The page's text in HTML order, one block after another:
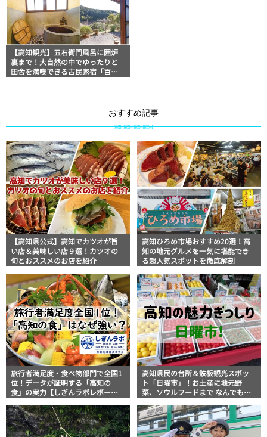
【高知観光】五右衛門風呂に囲炉
裏まで！大自然の中でゆったりと
田舎を満喫できる古民家宿「百々
おすすめ記事
【高知県公式】高知でカツオが旨
い店＆美味しい店９選！カツオの
旬とおススメのお店を紹介
高知ひろめ市場おすすめ20選！高
知の地元グルメを一気に堪能でき
る超人気スポットを徹底解剖
旅行者満足度・食べ物部門で全国1
位！データが証明する「高知の
食」の実力【しぎんラボレポー
高知県民の台所＆鉄板観光スポッ
ト「日曜市」！お土産に地元野
菜、ソウルフードまで なんでもそ
説！